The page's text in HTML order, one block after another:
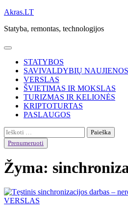
Skip
content
Akras.LT
Statyba, remontas, technologijos
STATYBOS
SAVIVALDYBIŲ NAUJIENOS
VERSLAS
ŠVIETIMAS IR MOKSLAS
TURIZMAS IR KELIONĖS
KRIPTOTURTAS
PASLAUGOS
Ieškoti:
Prenumeruoti
Žyma:
VERSLAS